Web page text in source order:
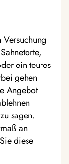
Versuchung
ein teures
gehen
Angebot
sagen.
an
diese